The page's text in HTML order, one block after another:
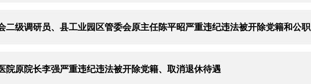
二级调研员、县工业园区管委会原主任陈平昭严重违纪违法被开除党籍和公职
院原院长李强严重违纪违法被开除党籍、取消退休待遇